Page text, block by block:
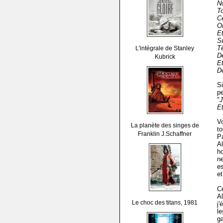
L'intégrale de Stanley
Kubrick
La planète des singes de
Franklin J.Schaffner
Le choc des titans, 1981
"